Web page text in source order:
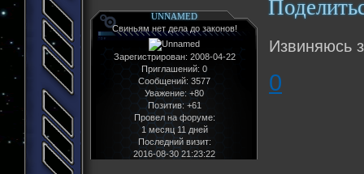
UNNAMED
Свиньям нет дела до законов!
Зарегистрирован: 2008-04-22
Приглашений: 0
Сообщений: 3577
Уважение: +80
Позитив: +61
Провел на форуме:
1 месяц 11 дней
Последний визит:
2016-08-30 21:23:22
Извиняюсь
0